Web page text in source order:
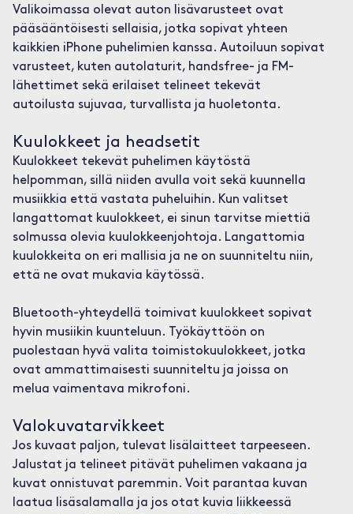
Valikoimassa olevat auton lisävarusteet ovat
pääsääntöisesti sellaisia, jotka sopivat yhteen
kaikkien iPhone puhelimien kanssa. Autoiluun sopivat
varusteet, kuten autolaturit, handsfree- ja FM-
lähettimet sekä erilaiset telineet tekevät
autoilusta sujuvaa, turvallista ja huoletonta.
Kuulokkeet ja headsetit
Kuulokkeet tekevät puhelimen käytöstä
helpomman, sillä niiden avulla voit sekä kuunnella
musiikkia että vastata puheluihin. Kun valitset
langattomat kuulokkeet, ei sinun tarvitse miettiä
solmussa olevia kuulokkeenjohtoja. Langattomia
kuulokkeita on eri mallisia ja ne on suunniteltu niin,
että ne ovat mukavia käytössä.
Bluetooth-yhteydellä toimivat kuulokkeet sopivat
hyvin musiikin kuunteluun. Työkäyttöön on
puolestaan hyvä valita toimistokuulokkeet, jotka
ovat ammattimaisesti suunniteltu ja joissa on
melua vaimentava mikrofoni.
Valokuvatarvikkeet
Jos kuvaat paljon, tulevat lisälaitteet tarpeeseen.
Jalustat ja telineet pitävät puhelimen vakaana ja
kuvat onnistuvat paremmin. Voit parantaa kuvan
laatua lisäsalamalla ja jos otat kuvia liikkeessä